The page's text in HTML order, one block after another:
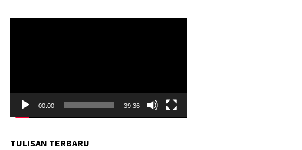
00:00 39:36
TULISAN TERBARU